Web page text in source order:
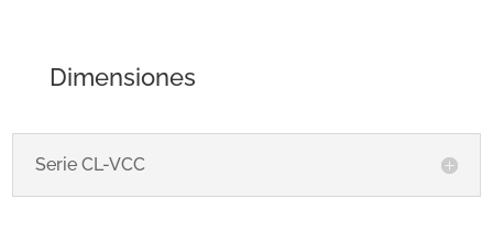
Dimensiones
Serie CL-VCC